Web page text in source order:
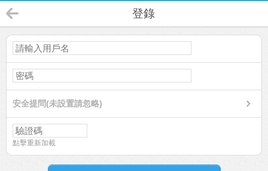
登錄
安全提問(未設置請忽略)
點擊重新加載